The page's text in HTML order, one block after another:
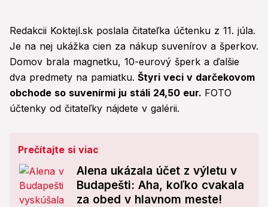
Redakcii Koktejl.sk poslala čitateľka účtenku z 11. júla.
Je na nej ukážka cien za nákup suvenírov a šperkov.
Domov brala magnetku, 10-eurový šperk a ďalšie
dva predmety na pamiatku. Štyri veci v darčekovom
obchode so suvenírmi ju stáli 24,50 eur. FOTO
účtenky od čitateľky nájdete v galérii.
Prečítajte si viac
Alena ukázala účet z výletu v
Budapešti: Aha, koľko cvakala
za obed v hlavnom meste!